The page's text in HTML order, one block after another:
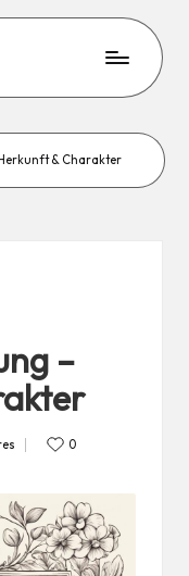
& Charakter
–
0